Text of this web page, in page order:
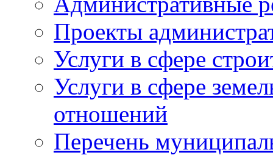
Проекты
Услуги в сфере
Услуги в сфере
отношений
Перечень